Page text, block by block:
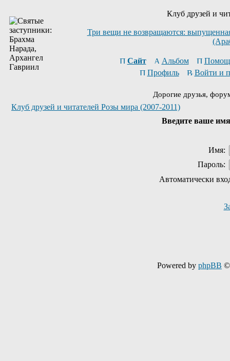
Клуб друзей и
Три вещи не возвращаются:
Сайт Альбом
Профиль
Войти и
Дорогие друзья,
Клуб друзей и читателей Розы мира (2007-2011)
Введите ваше
Имя:
Пароль:
Автоматически
Powered by phpBB ©